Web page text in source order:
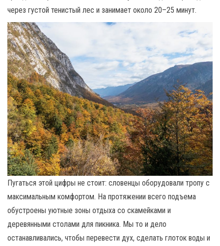
через густой тенистый лес и занимает около 20–25 минут.
Пугаться этой цифры не стоит: словенцы оборудовали тропу с
максимальным комфортом. На протяжении всего подъема
обустроены уютные зоны отдыха со скамейками и
деревянными столами для пикника. Мы то и дело
останавливались, чтобы перевести дух, сделать глоток воды и